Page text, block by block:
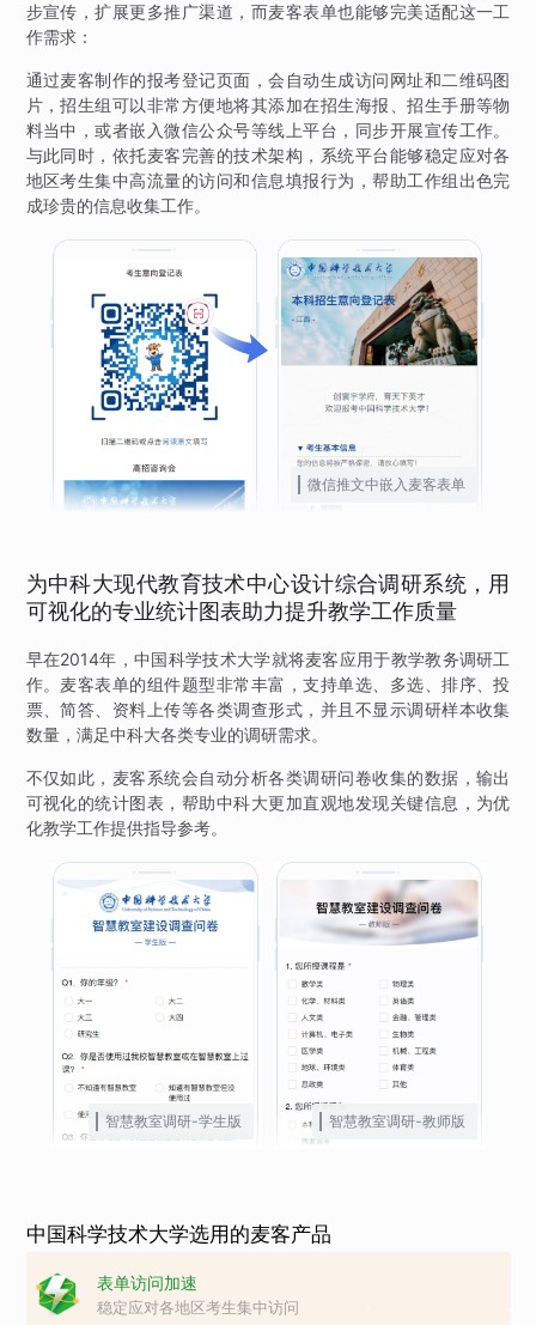
步宣传，扩展更多推广渠道，而麦客表单也能够完美适配这一工
作需求：
通过麦客制作的报考登记页面，会自动生成访问网址和二维码图
片，招生组可以非常方便地将其添加在招生海报、招生手册等物
料当中，或者嵌入微信公众号等线上平台，同步开展宣传工作。
与此同时，依托麦客完善的技术架构，系统平台能够稳定应对各
地区考生集中高流量的访问和信息填报行为，帮助工作组出色完
成珍贵的信息收集工作。
微信推文中嵌入麦客表单
为中科大现代教育技术中心设计综合调研系统，用
可视化的专业统计图表助力提升教学工作质量
早在2014年，中国科学技术大学就将麦客应用于教学教务调研工
作。麦客表单的组件题型非常丰富，支持单选、多选、排序、投
票、简答、资料上传等各类调查形式，并且不显示调研样本收集
数量，满足中科大各类专业的调研需求。
不仅如此，麦客系统会自动分析各类调研问卷收集的数据，输出
可视化的统计图表，帮助中科大更加直观地发现关键信息，为优
化教学工作提供指导参考。
智慧教室调研-学生版 智慧教室调研-教师版
中国科学技术大学选用的麦客产品
表单访问加速
稳定应对各地区考生集中访问